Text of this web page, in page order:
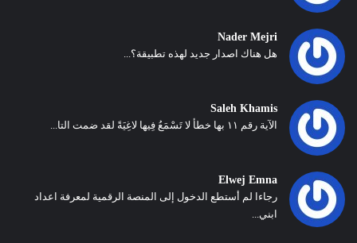
Nader Mejri
هل هناك اصدار جديد لهذه تطبيقة؟...
Saleh Khamis
الآية رقم ١١ بها خطأ لا تَسْمَعُ فِيها لاغِيَةً لقد ضمت التا...
Elwej Emna
رجاءا لم أستطع الدخول إلى المنصة الرقمية لمعرفة اعداد
ابني...